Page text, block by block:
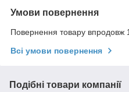
Умови повернення
Повернення товару впродовж
Всі умови повернення
Подібні товари компанії